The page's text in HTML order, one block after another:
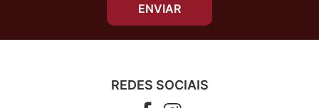
ENVIAR
REDES SOCIAIS